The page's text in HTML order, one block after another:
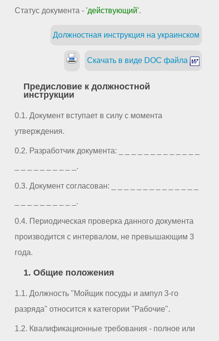
Статус документа - 'действующий'.
Должностная инструкция на украинском
Скачать в виде DOC файла
Предисловие к должностной
инструкции
0.1. Документ вступает в силу с момента
утверждения.
0.2. Разработчик документа: _ _ _ _ _ _ _ _ _ _ _ _ _
_ _ _ _ _ _ _ _ _ _.
0.3. Документ согласован: _ _ _ _ _ _ _ _ _ _ _ _ _ _
_ _ _ _ _ _ _ _ _ _.
0.4. Периодическая проверка данного документа
производится с интервалом, не превышающим 3
года.
1. Общие положения
1.1. Должность "Мойщик посуды и ампул 3-го
разряда" относится к категории "Рабочие".
1.2. Квалификационные требования - полное или